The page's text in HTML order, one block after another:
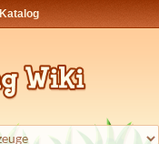
Katalog